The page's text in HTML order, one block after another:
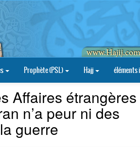
Prophète (PSL) Hajj éléments
Affaires étrangères
n’a peur ni des
guerre